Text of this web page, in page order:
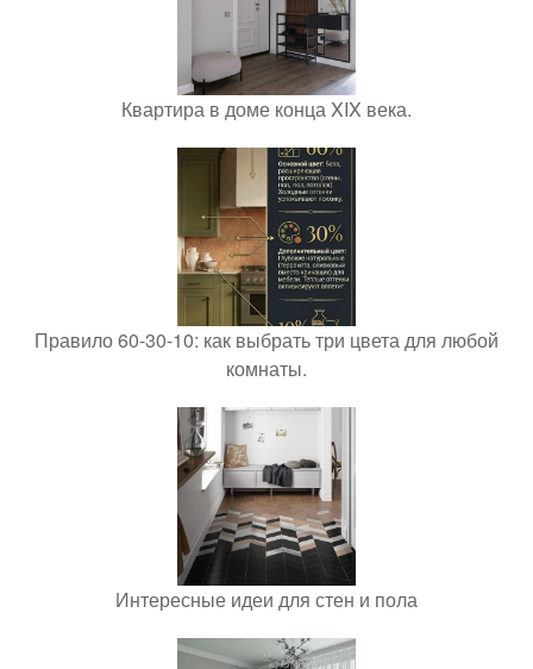
Квартира в доме конца XIX века.
Правило 60-30-10: как выбрать три цвета для любой
комнаты.
Интересные идеи для стен и пола